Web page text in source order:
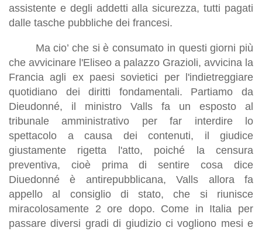
assistente e degli addetti alla sicurezza, tutti pagati
dalle tasche pubbliche dei francesi.
Ma cio’ che si è consumato in questi giorni più
che avvicinare l'Eliseo a palazzo Grazioli, avvicina la
Francia agli ex paesi sovietici per l'indietreggiare
quotidiano dei diritti fondamentali. Partiamo da
Dieudonné, il ministro Valls fa un esposto al
tribunale amministrativo per far interdire lo
spettacolo a causa dei contenuti, il giudice
giustamente rigetta l'atto, poiché la censura
preventiva, cioè prima di sentire cosa dice
Diuedonné è antirepubblicana, Valls allora fa
appello al consiglio di stato, che si riunisce
miracolosamente 2 ore dopo. Come in Italia per
passare diversi gradi di giudizio ci vogliono mesi e